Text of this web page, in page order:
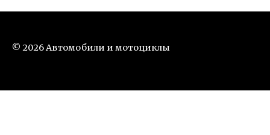
© 2026 Автомобили и мотоциклы